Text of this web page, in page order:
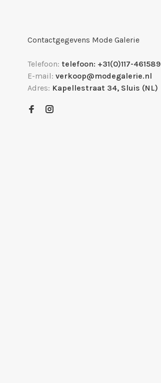
Contactgegevens Mode Galerie
Telefoon: telefoon: +31(0)117-461589
E-mail: verkoop@modegalerie.nl
Adres: Kapellestraat 34, Sluis (NL)